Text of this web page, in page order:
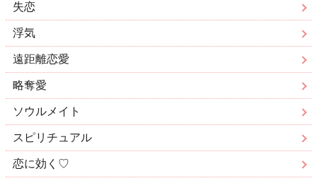
失恋
浮気
遠距離恋愛
略奪愛
ソウルメイト
スピリチュアル
恋に効く♡